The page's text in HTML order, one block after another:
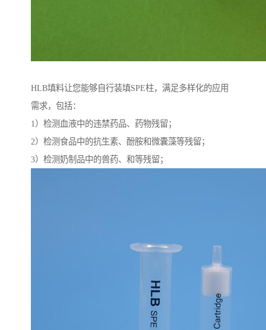
HLB填料让您能够自行装填SPE柱，满足多样化的应用
需求，包括：
1）检测血液中的违禁药品、药物残留；
2）检测食品中的抗生素、酚胺和微囊藻等残留；
3）检测奶制品中的兽药、和等残留；